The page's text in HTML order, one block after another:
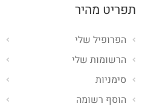
תפריט מהיר
הפרופיל שלי
הרשומות שלי
סימניות
הוסף רשומה